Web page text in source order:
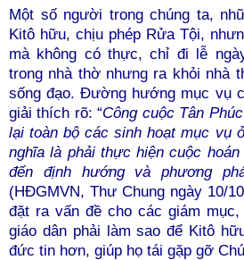
Một số người trong chúng ta,
Kitô hữu, chịu phép Rửa Tội,
mà không có thực, chỉ đi lễ
trong nhà thờ nhưng ra khỏi nhà
sống đạo.Đường hướng mục vụ
giải thích rõ:“Công cuộc Tân
lại toàn bộ các sinh hoạt mục vụ
nghĩa là phải thực hiện cuộc
đến định hướng và phương
(HĐGMVN, Thư Chung ngày 10/
đặt ra vấn đề cho các giám
giáo dân phải làm saođể Kitô
đức tin hơn, giúp họ tái gặp gỡ